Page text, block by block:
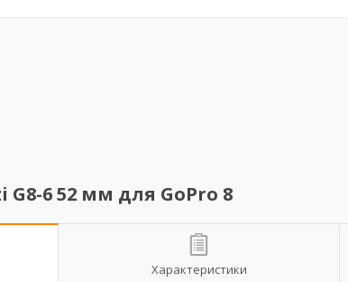
6 52 мм для GoPro 8
Характеристики